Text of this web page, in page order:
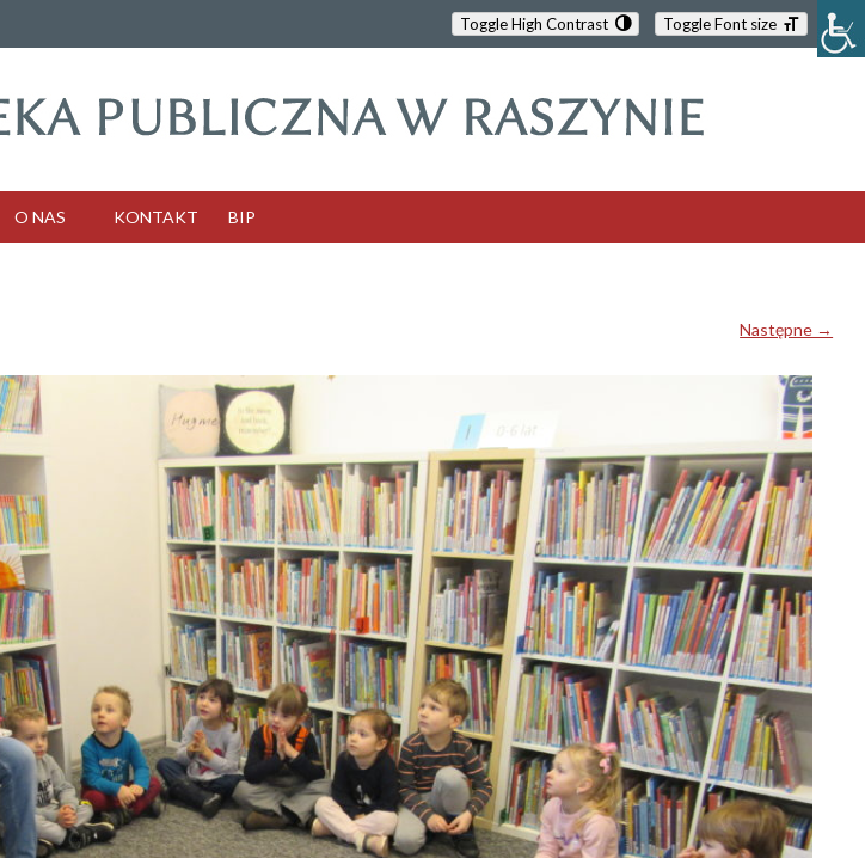
Toggle High Contrast Toggle Font size
O NAS KONTAKT BIP
Następne →